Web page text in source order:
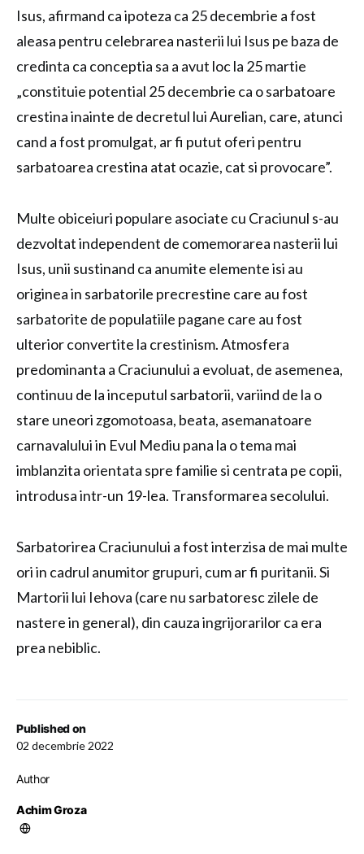
Published on
02 decembrie 2022
Author
Achim Groza
Isus, afirmand ca ipoteza ca 25 decembrie a fost
aleasa pentru celebrarea nasterii lui Isus pe baza de
credinta ca conceptia sa a avut loc la 25 martie
„constituie potential 25 decembrie ca o sarbatoare
crestina inainte de decretul lui Aurelian, care, atunci
cand a fost promulgat, ar fi putut oferi pentru
sarbatoarea crestina atat ocazie, cat si provocare”.
Multe obiceiuri populare asociate cu Craciunul s-au
dezvoltat independent de comemorarea nasterii lui
Isus, unii sustinand ca anumite elemente isi au
originea in sarbatorile precrestine care au fost
sarbatorite de populatiile pagane care au fost
ulterior convertite la crestinism. Atmosfera
predominanta a Craciunului a evoluat, de asemenea,
continuu de la inceputul sarbatorii, variind de la o
stare uneori zgomotoasa, beata, asemanatoare
carnavalului in Evul Mediu pana la o tema mai
imblanzita orientata spre familie si centrata pe copii,
introdusa intr-un 19-lea. Transformarea secolului.
Sarbatorirea Craciunului a fost interzisa de mai multe
ori in cadrul anumitor grupuri, cum ar fi puritanii. Si
Martorii lui Iehova (care nu sarbatoresc zilele de
nastere in general), din cauza ingrijorarilor ca era
prea nebiblic.